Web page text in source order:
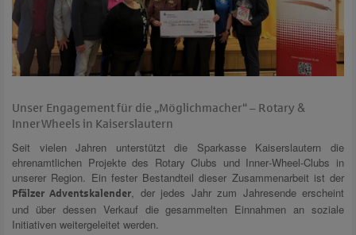
Unser Engagement für die „Möglichmacher“ – Rotary &
Inner Wheels in Kaiserslautern
Seit vielen Jahren unterstützt die Sparkasse Kaiserslautern die
ehrenamtlichen Projekte des Rotary Clubs und Inner‑Wheel‑Clubs in
unserer Region. Ein fester Bestandteil dieser Zusammenarbeit ist der
Pfälzer Adventskalender
, der jedes Jahr zum Jahresende erscheint
und über dessen Verkauf die gesammelten Einnahmen an soziale
Initiativen weitergeleitet werden.